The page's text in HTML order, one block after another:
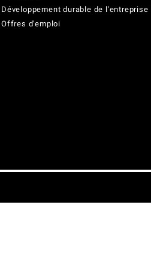
Développement durable de l'entreprise
Offres d'emploi